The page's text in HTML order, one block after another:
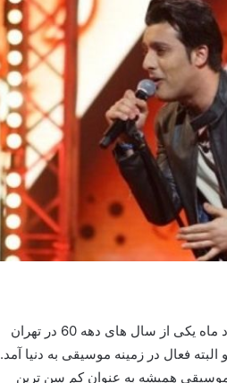
رایان نام هنری خواننده ای جوان با نام اصلی امیر مددخانی است که در مرداد ماه یکی از سال های دهه 60 در تهران
فعال در زمینه موسیقی به دنیا آمد.
موسیقی همیشه به عنوان کم سن ترین